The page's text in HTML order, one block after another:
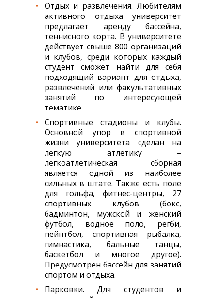
Отдых и развлечения. Любителям
активного отдыха университет
предлагает аренду бассейна,
теннисного корта. В университете
действует свыше 800 организаций
и клубов, среди которых каждый
студент сможет найти для себя
подходящий вариант для отдыха,
развлечений или факультативных
занятий по интересующей
тематике.
Спортивные стадионы и клубы.
Основной упор в спортивной
жизни университета сделан на
легкую атлетику –
легкоатлетическая сборная
является одной из наиболее
сильных в штате. Также есть поле
для гольфа, фитнес-центры, 27
спортивных клубов (бокс,
бадминтон, мужской и женский
футбол, водное поло, регби,
пейнтбол, спортивная рыбалка,
гимнастика, бальные танцы,
баскетбол и многое другое).
Предусмотрен бассейн для занятий
спортом и отдыха.
Парковки. Для студентов и